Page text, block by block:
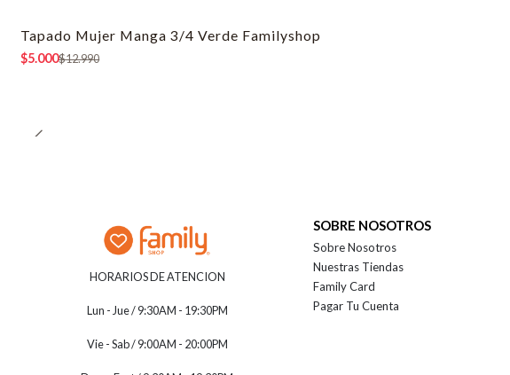
-62% OFF
Tapado Mujer Manga 3/4 Verde Familyshop
$5.000$12.990
HORARIOS DE ATENCION
Lun - Jue / 9:30AM - 19:30PM
Vie - Sab / 9:00AM - 20:00PM
SOBRE NOSOTROS
Sobre Nosotros
Nuestras Tiendas
Family Card
Pagar Tu Cuenta